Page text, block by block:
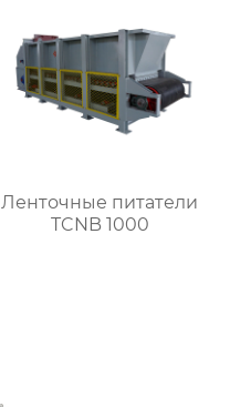
Ленточные питатели
TCNB 1000